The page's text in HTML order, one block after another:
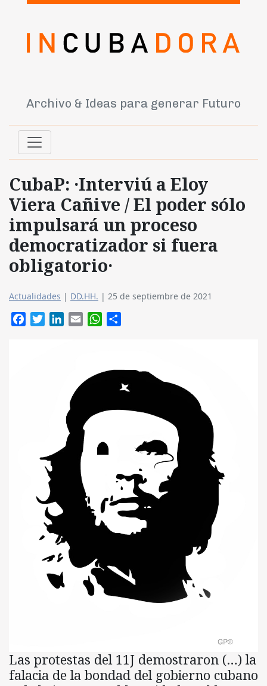
Archivo & Ideas para generar Futuro
CubaP: ·Interviú a Eloy
Viera Cañive / El poder sólo
impulsará un proceso
democratizador si fuera
obligatorio·
Actualidades | DD.HH. | 25 de septiembre de 2021
FacebookTwitterLinkedIn
Email WhatsApp
Las protestas del 11J demostraron (…) la
falacia de la bondad del gobierno cubano